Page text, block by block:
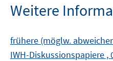
Weitere
frühere (möglw.
IWH-Diskussionspapiere ,